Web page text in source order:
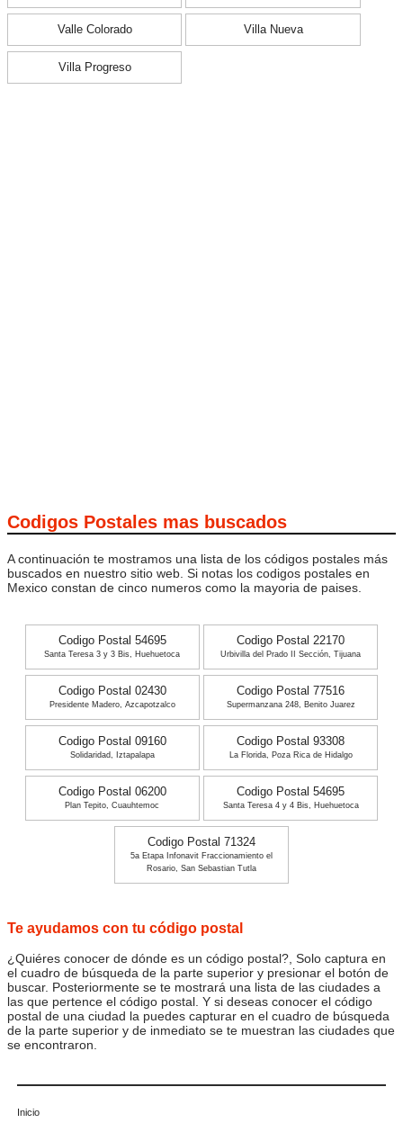
Valle Colorado Villa Nueva
Villa Progreso
Codigos Postales mas buscados
A continuación te mostramos una lista de los códigos postales más
buscados en nuestro sitio web. Si notas los codigos postales en
Mexico constan de cinco numeros como la mayoria de paises.
Codigo Postal 54695
Santa Teresa 3 y 3 Bis, Huehuetoca
Codigo Postal 22170
Urbivilla del Prado II Sección, Tijuana
Codigo Postal 02430
Presidente Madero, Azcapotzalco
Codigo Postal 77516
Supermanzana 248, Benito Juarez
Codigo Postal 09160
Solidaridad, Iztapalapa
Codigo Postal 93308
La Florida, Poza Rica de Hidalgo
Codigo Postal 06200
Plan Tepito, Cuauhtemoc
Codigo Postal 54695
Santa Teresa 4 y 4 Bis, Huehuetoca
Codigo Postal 71324
5a Etapa Infonavit Fraccionamiento el
Rosario, San Sebastian Tutla
Te ayudamos con tu código postal
¿Quiéres conocer de dónde es un código postal?, Solo captura en
el cuadro de búsqueda de la parte superior y presionar el botón de
buscar. Posteriormente se te mostrará una lista de las ciudades a
las que pertence el código postal. Y si deseas conocer el código
postal de una ciudad la puedes capturar en el cuadro de búsqueda
de la parte superior y de inmediato se te muestran las ciudades que
se encontraron.
Inicio